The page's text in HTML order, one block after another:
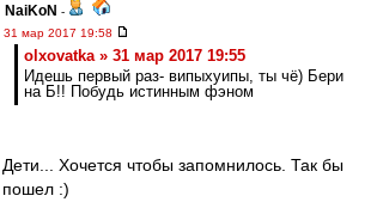
NaiKoN -
31 мар 2017 19:58
olxovatka » 31 мар 2017 19:55
Идешь первый раз- випыхуипы, ты чё) Бери
на Б!! Побудь истинным фэном
Дети... Хочется чтобы запомнилось. Так бы
пошел :)